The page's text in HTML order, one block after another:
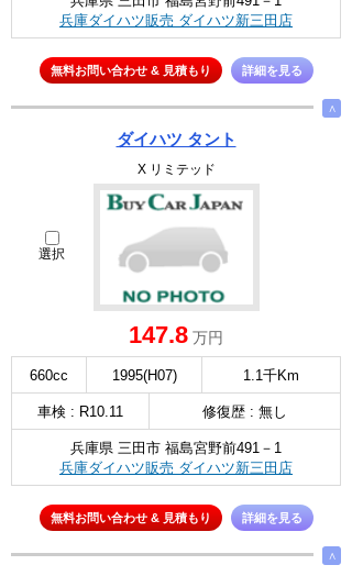
兵庫ダイハツ販売 ダイハツ新三田店
無料お問い合わせ & 見積もり 詳細を見る
∧
ダイハツ タント
X リミテッド
選択
147.8 万円
660cc 1995(H07) 1.1千Km
車検 : R10.11 修復歴 : 無し
兵庫県 三田市 福島宮野前491－1
兵庫ダイハツ販売 ダイハツ新三田店
無料お問い合わせ & 見積もり 詳細を見る
∧